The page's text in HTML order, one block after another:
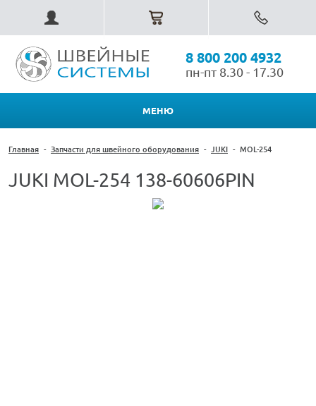
8 800 200 4932
пн-пт 8.30 - 17.30
МЕНЮ
Главная - Запчасти для швейного оборудования - JUKI - MOL-254
JUKI MOL-254 138-60606PIN